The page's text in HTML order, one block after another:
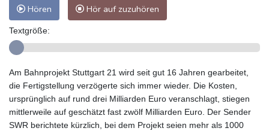
Hören Hör auf zuzuhören
Textgröße:
Am Bahnprojekt Stuttgart 21 wird seit gut 16 Jahren gearbeitet,
die Fertigstellung verzögerte sich immer wieder. Die Kosten,
ursprünglich auf rund drei Milliarden Euro veranschlagt, stiegen
mittlerweile auf geschätzt fast zwölf Milliarden Euro. Der Sender
SWR berichtete kürzlich, bei dem Projekt seien mehr als 1000